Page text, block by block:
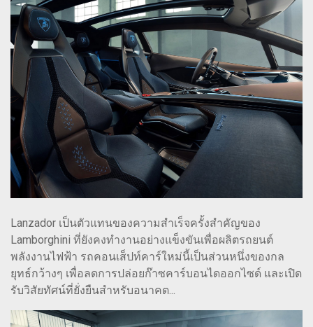
Lanzador เป็นตัวแทนของความสำเร็จครั้งสำคัญของ
Lamborghini ที่ยังคงทำงานอย่างแข็งขันเพื่อผลิตรถยนต์
พลังงานไฟฟ้า รถคอนเส็ปท์คาร์ใหม่นี้เป็นส่วนหนึ่งของกล
ยุทธ์กว้างๆ เพื่อลดการปล่อยก๊าซคาร์บอนไดออกไซด์ และเปิด
รับวิสัยทัศน์ที่ยั่งยืนสำหรับอนาคต...